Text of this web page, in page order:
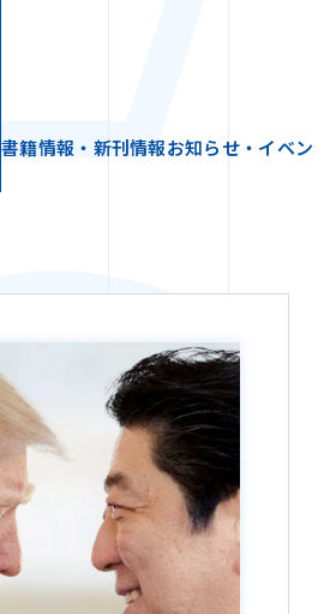
書籍情報・新刊情報お知らせ・イベン